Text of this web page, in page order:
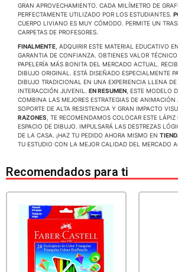
GRAN APROVECHAMIENTO. CADA MILÍMETRO DE
PERFECTAMENTE UTILIZADO POR LOS ESTUDIANTES.
CUERPO LIVIANO ES MUY CÓMODO. PERMITE UN
CARPETAS DE PROFESORES.
FINALMENTE , ADQUIRIR ESTE MATERIAL EDUCATIVO
GARANTIA DE CONFIANZA. OBTIENES VALOR
PAPELERÍA MÁS BONITA DEL MERCADO ACTUAL.
DIBUJO ORIGINAL. ESTÁ DISEÑADO ESPECIALMENTE
DIBUJO TRADICIONAL EN UNA EXPERIENCIA LLENA
INTERACCIÓN JUVENIL. EN RESUMEN , ESTE MODELO
COMBINA LAS MEJORES ESTRATEGIAS DE ANIMACIÓN
SOPORTE DE ALTA RESISTENCIA Y GRAN IMPACTO
RAZONES , TE RECOMENDAMOS COLOCAR ESTE
ESPACIO DE DIBUJO. IMPULSARÁ LAS DESTREZAS
DE LA CASA. ¡HAZ TU PEDIDO AHORA MISMO EN
TU ESTUDIO CON LA MEJOR CALIDAD DEL MERCADO
Recomendados para ti